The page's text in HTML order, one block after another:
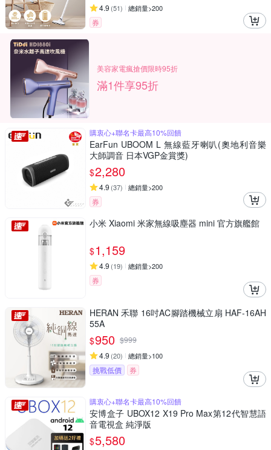
4.9 (51) 總銷量>200
券
美容家電瘋搶價限時95折
滿1件享95折
購衷心+聯名卡最高10%回饋
EarFun UBOOM L 無線藍牙喇叭(奧地利音樂
大師調音 日本VGP金賞獎)
$2,280
4.9 (37) 總銷量>200
券
小米 Xiaomi 米家無線吸塵器 mini 官方旗艦館
$1,159
4.9 (19) 總銷量>200
券
HERAN 禾聯 16吋AC腳踏機械立扇 HAF-16AH
55A
$950 $999
4.9 (20) 總銷量>100
挑戰低價 券
購衷心+聯名卡最高10%回饋
安博盒子 UBOX12 X19 Pro Max第12代智慧語
音電視盒 純淨版
$5,580